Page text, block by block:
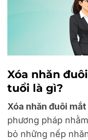
Xóa nhăn
tuổi là gì?
Xóa nhăn đuôi
phương pháp
bỏ những nếp